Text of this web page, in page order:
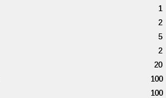
1
1
2
2
5
5
2
2
20
20
100
100
100
100